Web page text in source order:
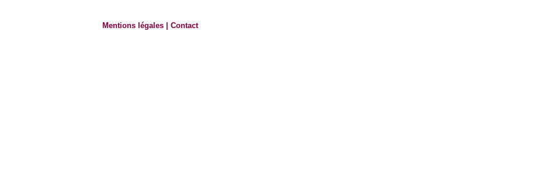
Mentions légales |Contact